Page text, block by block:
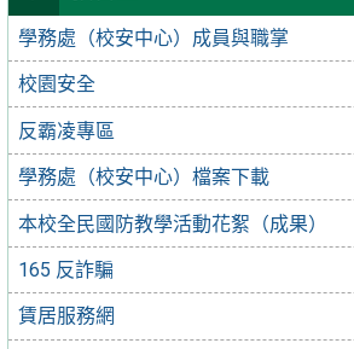
學務處（校安中心）成員與職掌
校園安全
反霸凌專區
學務處（校安中心）檔案下載
本校全民國防教學活動花絮（成果）
165 反詐騙
賃居服務網